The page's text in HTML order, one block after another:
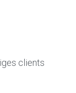
clients